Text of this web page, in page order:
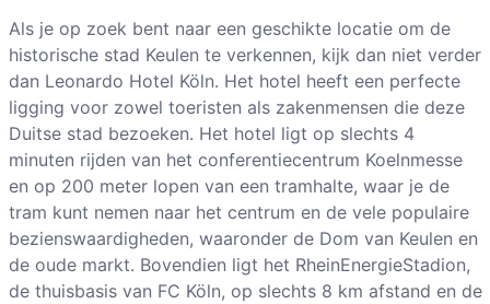
Als je op zoek bent naar een geschikte locatie om de
historische stad Keulen te verkennen, kijk dan niet verder
dan Leonardo Hotel Köln. Het hotel heeft een perfecte
ligging voor zowel toeristen als zakenmensen die deze
Duitse stad bezoeken. Het hotel ligt op slechts 4
minuten rijden van het conferentiecentrum Koelnmesse
en op 200 meter lopen van een tramhalte, waar je de
tram kunt nemen naar het centrum en de vele populaire
bezienswaardigheden, waaronder de Dom van Keulen en
de oude markt. Bovendien ligt het RheinEnergieStadion,
de thuisbasis van FC Köln, op slechts 8 km afstand en de